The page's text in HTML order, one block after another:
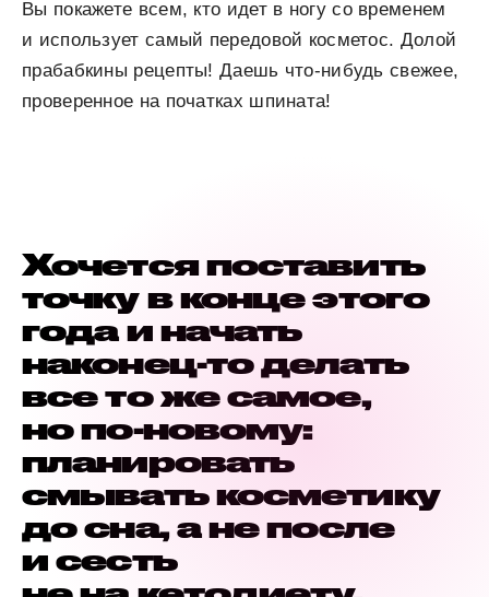
Вы покажете всем, кто идет в ногу со временем
и использует самый передовой косметос. Долой
прабабкины рецепты! Даешь что-нибудь свежее,
проверенное на початках шпината!
Хочется поставить
точку в конце этого
года и начать
наконец-то делать
все то же самое,
но по-новому:
планировать
смывать косметику
до сна, а не после
и сесть